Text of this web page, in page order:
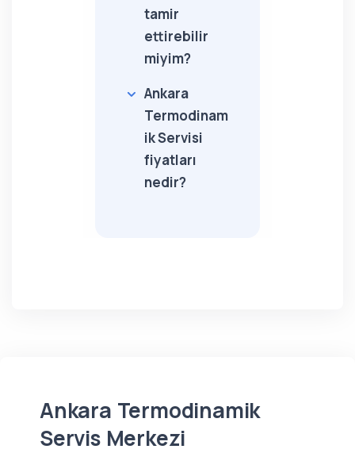
tamir
ettirebilir
miyim?
Ankara
Termodinam
ik Servisi
fiyatları
nedir?
Ankara Termodinamik
Servis Merkezi